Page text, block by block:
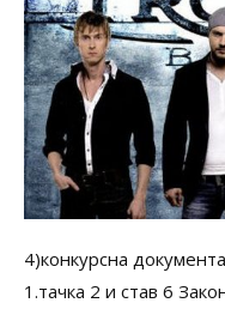
4)конкурсна
1.тачка 2 и став 6